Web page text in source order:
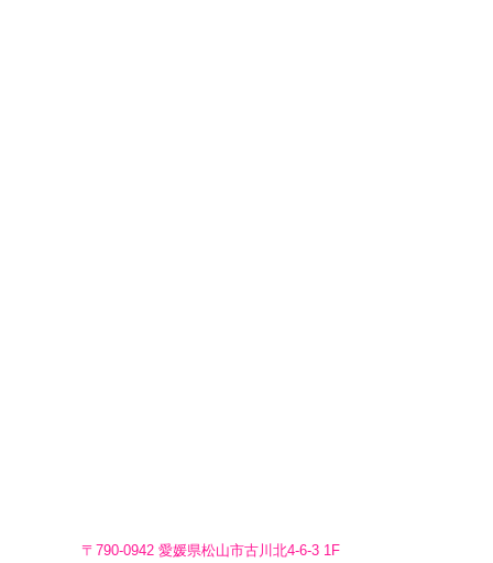
〒790-0942 愛媛県松山市古川北4-6-3 1F